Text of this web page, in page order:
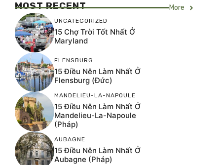
MOST RECENT More
UNCATEGORIZED
15 Chợ Trời Tốt Nhất Ở
Maryland
FLENSBURG
15 Điều Nên Làm Nhất Ở
Flensburg (Đức)
MANDELIEU-LA-NAPOULE
15 Điều Nên Làm Nhất Ở
Mandelieu-La-Napoule
(Pháp)
AUBAGNE
15 Điều Nên Làm Nhất Ở
Aubagne (Pháp)